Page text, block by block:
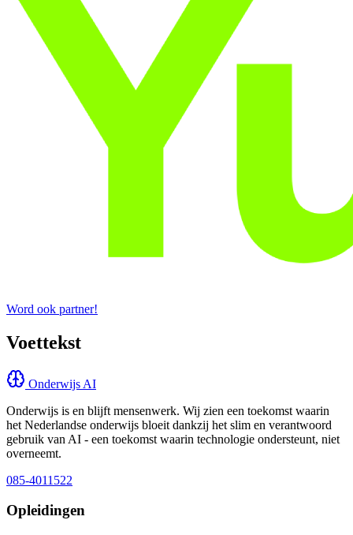
Word ook partner!
Voettekst
Onderwijs AI
Onderwijs is en blijft mensenwerk. Wij zien een toekomst waarin
het Nederlandse onderwijs bloeit dankzij het slim en verantwoord
gebruik van AI - een toekomst waarin technologie ondersteunt, niet
overneemt.
085-4011522
Opleidingen